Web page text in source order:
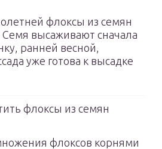
флоксы из семян
Семя высаживают сначала
ранней весной,
уже готова к высадке
флоксы из семян
флоксов корнями